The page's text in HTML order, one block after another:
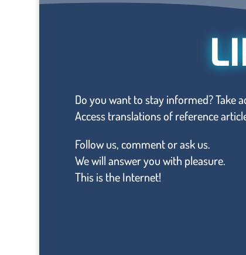
Do you want to stay informed? Take
Access translations of reference
Follow us, comment or ask us.
We will answer you with pleasure.
This is the Internet!